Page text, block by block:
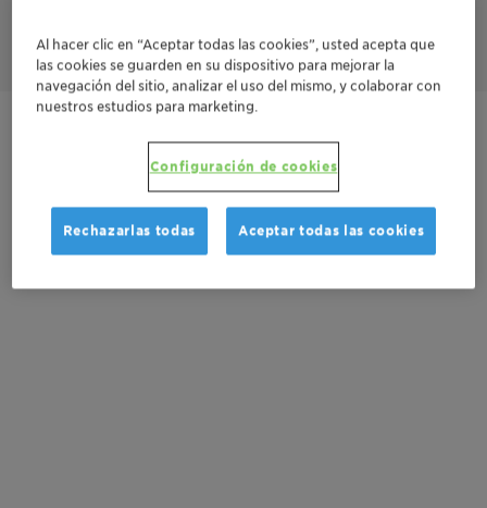
Documentation
Al hacer clic en “Aceptar todas las cookies”, usted acepta que
las cookies se guarden en su dispositivo para mejorar la
navegación del sitio, analizar el uso del mismo, y colaborar con
nuestros estudios para marketing.
Configuración de cookies
Rechazarlas todas Aceptar todas las cookies